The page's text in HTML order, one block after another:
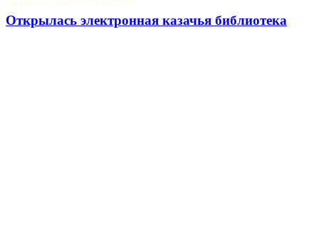
Открылась электронная казачья библиотека